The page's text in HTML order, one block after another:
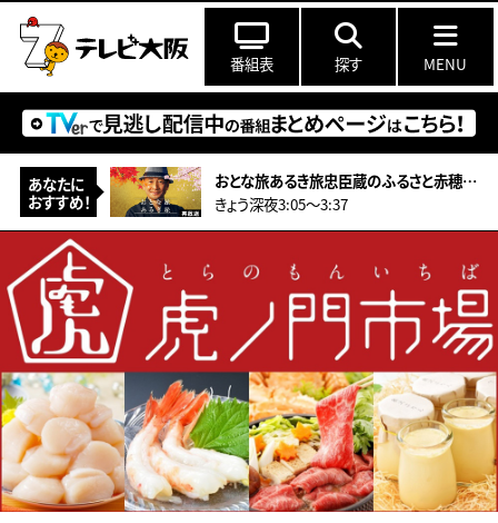
番組表 探す MENU
あなたに
おすすめ！
おとな旅あるき旅忠臣蔵のふるさと赤穂！大石内蔵助ゆかりのものが登場＆ハモ料理
きょう深夜3:05〜3:37